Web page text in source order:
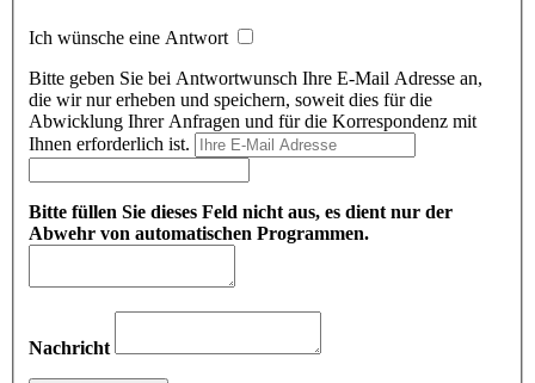
Ich wünsche eine Antwort
Bitte geben Sie bei Antwortwunsch Ihre E-Mail Adresse an,
die wir nur erheben und speichern, soweit dies für die
Abwicklung Ihrer Anfragen und für die Korrespondenz mit
Ihnen erforderlich ist.
Bitte füllen Sie dieses Feld nicht aus, es dient nur der
Abwehr von automatischen Programmen.
Nachricht